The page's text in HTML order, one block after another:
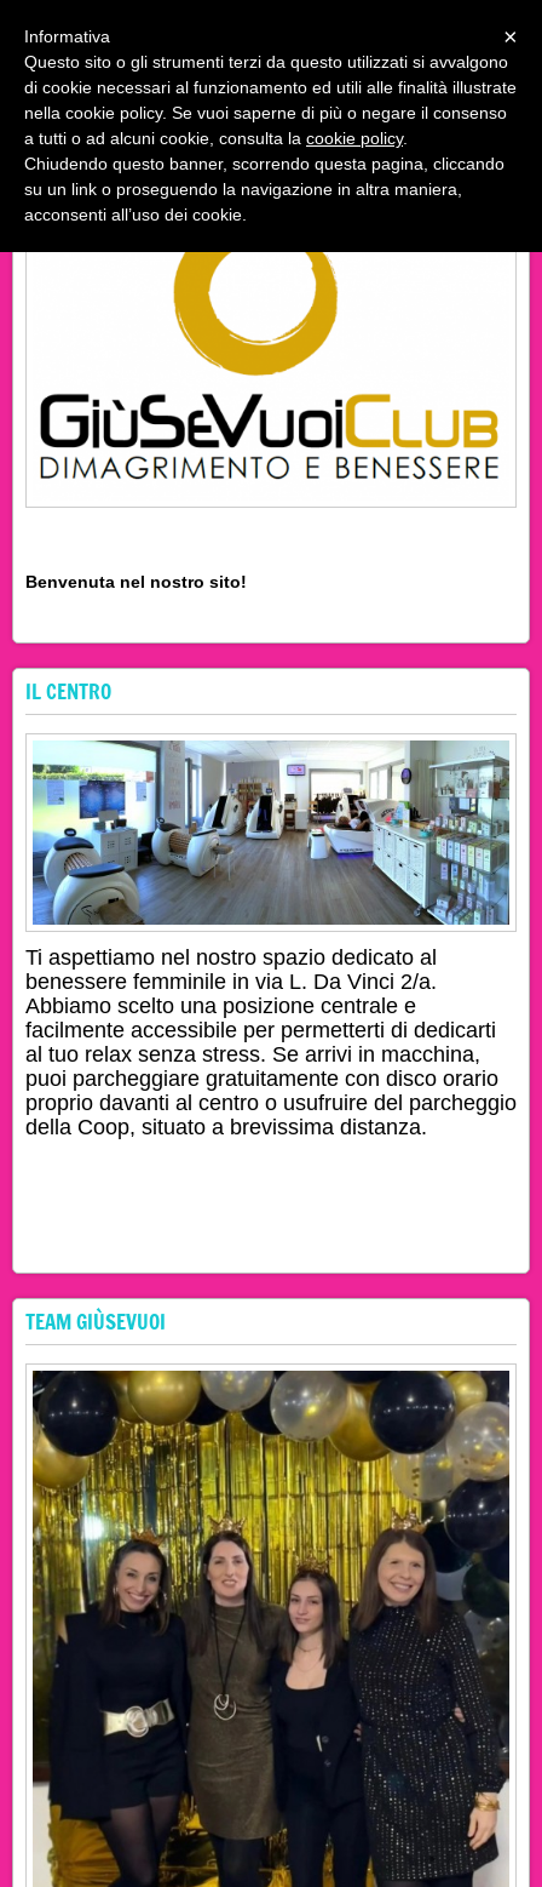
GiùSeVuoi Club
Dentro un corpo sano c'è una persona felice
BENVENUTI NEL NOSTRO SITO WEB
Benvenuta nel nostro sito!
IL CENTRO
Ti aspettiamo nel nostro spazio dedicato al
benessere femminile in via L. Da Vinci 2/a.
Abbiamo scelto una posizione centrale e
facilmente accessibile per permetterti di dedicarti
al tuo relax senza stress. Se arrivi in macchina,
puoi parcheggiare gratuitamente con disco orario
proprio davanti al centro o usufruire del parcheggio
della Coop, situato a brevissima distanza.
TEAM GIÙSEVUOI
×
Informativa
Questo sito o gli strumenti terzi da questo utilizzati si avvalgono
di cookie necessari al funzionamento ed utili alle finalità illustrate
nella cookie policy. Se vuoi saperne di più o negare il consenso
a tutti o ad alcuni cookie, consulta la cookie policy.
Chiudendo questo banner, scorrendo questa pagina, cliccando
su un link o proseguendo la navigazione in altra maniera,
acconsenti all’uso dei cookie.